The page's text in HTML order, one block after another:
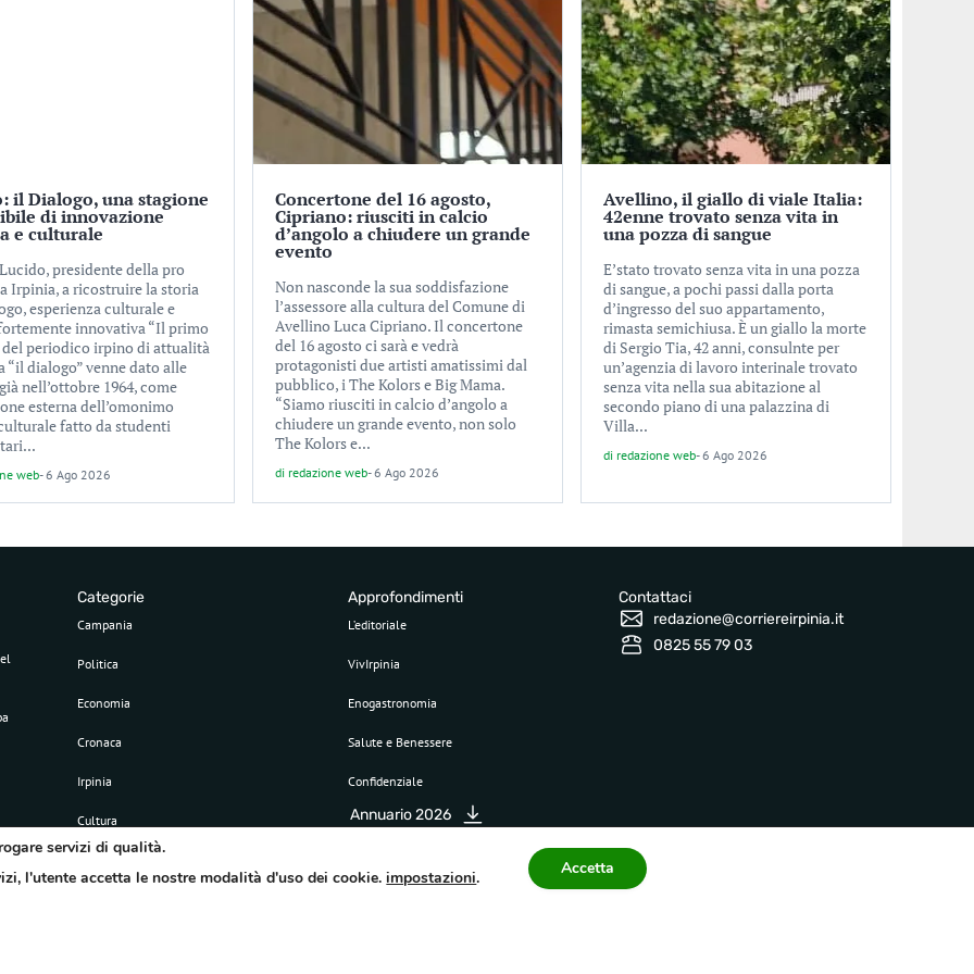
il Dialogo, una stagione
di innovazione
e culturale
Lucido, presidente della pro
Irpinia, a ricostruire la storia
esperienza culturale e
innovativa “Il primo
periodico irpino di attualità
“il dialogo” venne dato alle
nell’ottobre 1964, come
esterna dell’omonimo
fatto da studenti
web-6 Ago 2026
Concertone del 16 agosto,
Cipriano: riusciti in calcio
d’angolo a chiudere un grande
evento
Non nasconde la sua soddisfazione
l’assessore alla cultura del Comune di
Avellino Luca Cipriano. Il concertone
del 16 agosto ci sarà e vedrà
protagonisti due artisti amatissimi dal
pubblico, i The Kolors e Big Mama.
“Siamo riusciti in calcio d’angolo a
chiudere un grande evento, non solo
The Kolors e...
di redazione web-6 Ago 2026
Avellino, il giallo di viale Italia:
42enne trovato senza vita in
una pozza di sangue
E’stato trovato senza vita in una pozza
di sangue, a pochi passi dalla porta
d’ingresso del suo appartamento,
rimasta semichiusa. È un giallo la morte
di Sergio Tia, 42 anni, consulnte per
un’agenzia di lavoro interinale trovato
senza vita nella sua abitazione al
secondo piano di una palazzina di
Villa...
di redazione web-6 Ago 2026
Categorie
Campania
Politica
Economia
Cronaca
Irpinia
Cultura
Approfondimenti
L’editoriale
VivIrpinia
Enogastronomia
Salute e Benessere
Confidenziale
Annuario 2026
Contattaci
redazione@corriereirpinia.it
0825 55 79 03
servizi di qualità.
l'utente accetta le nostre modalità d'uso dei cookie.impostazioni. Accetta